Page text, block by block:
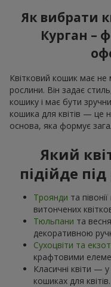
Як вибрати
Курган –
Квітковий кошик має
рослини. Він задає
кошику і має бути
кошика для квітів — це
основа, яка формує
Який
підійде під
Троянди та
витончених
Тюльпани та
декоративною
Сухоцвіти та
крафтовими
Класичні квіти —
кошиках для квітів.